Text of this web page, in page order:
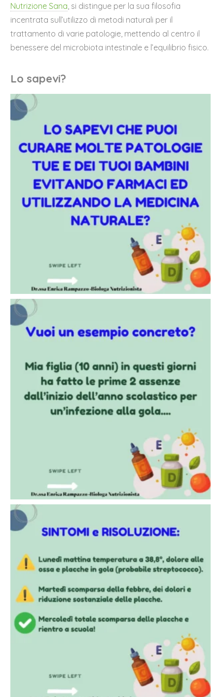
Nutrizione Sana , si distingue per la sua filosofia
incentrata sull’utilizzo di metodi naturali per il
trattamento di varie patologie, mettendo al centro il
benessere del microbiota intestinale e l’equilibrio fisico.
Lo sapevi?